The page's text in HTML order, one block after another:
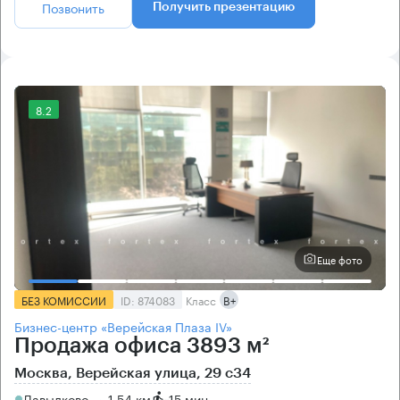
Позвонить Получить презентацию
8.2
Еще фото
БЕЗ КОМИССИИ ID: 874083 Класс B+
Бизнес-центр «Верейская Плаза IV»
Продажа офиса 3893 м²
Москва, Верейская улица, 29 с34